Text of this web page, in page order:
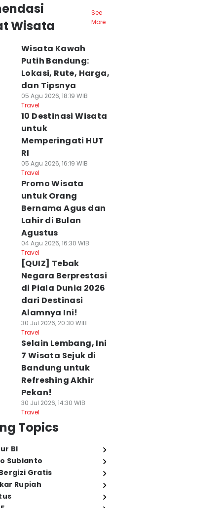
Wisata
See
More
Wisata Kawah
Putih Bandung:
Lokasi, Rute, Harga,
dan Tipsnya
05 Agu 2026, 18:19 WIB
Travel
10 Destinasi Wisata
untuk
Memperingati HUT
RI
05 Agu 2026, 16:19 WIB
Travel
Promo Wisata
untuk Orang
Bernama Agus dan
Lahir di Bulan
Agustus
04 Agu 2026, 16:30 WIB
Travel
[QUIZ] Tebak
Negara Berprestasi
di Piala Dunia 2026
dari Destinasi
Alamnya Ini!
30 Jul 2026, 20:30 WIB
Travel
Selain Lembang, Ini
7 Wisata Sejuk di
Bandung untuk
Refreshing Akhir
Pekan!
30 Jul 2026, 14:30 WIB
Travel
Topics
BI
Subianto
Gratis
Rupiah